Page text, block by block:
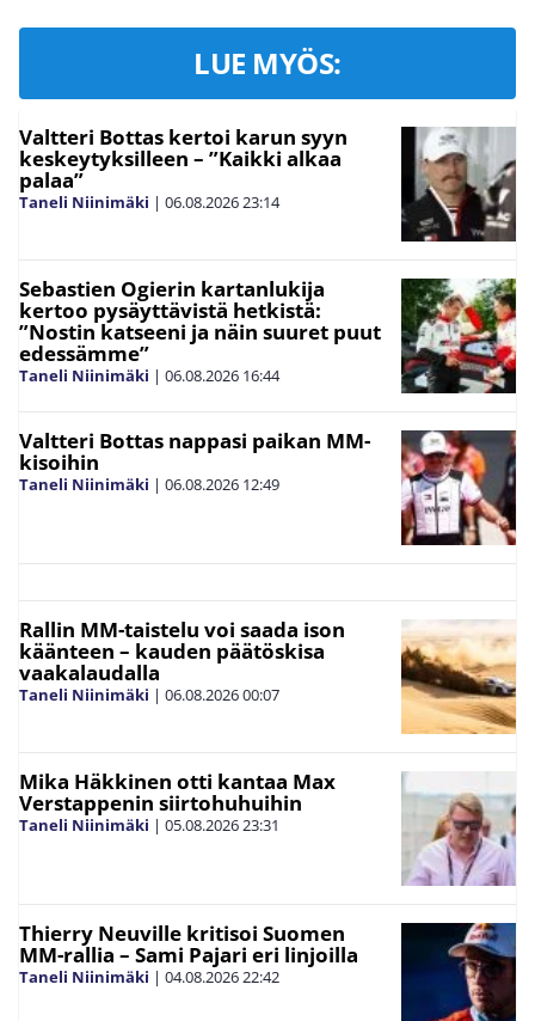
LUE MYÖS:
Valtteri Bottas kertoi karun syyn
keskeytyksilleen – ”Kaikki alkaa
palaa”
Taneli Niinimäki | 06.08.202623:14
Sebastien Ogierin kartanlukija
kertoo pysäyttävistä hetkistä:
”Nostin katseeni ja näin suuret puut
edessämme”
Taneli Niinimäki | 06.08.2026 16:44
Valtteri Bottas nappasi paikan MM-
kisoihin
Taneli Niinimäki | 06.08.2026 12:49
Rallin MM-taistelu voi saada ison
käänteen – kauden päätöskisa
vaakalaudalla
Taneli Niinimäki | 06.08.202600:07
Mika Häkkinen otti kantaa Max
Verstappenin siirtohuhuihin
Taneli Niinimäki | 05.08.202623:31
Thierry Neuville kritisoi Suomen
MM-rallia – Sami Pajari eri linjoilla
Taneli Niinimäki | 04.08.202622:42